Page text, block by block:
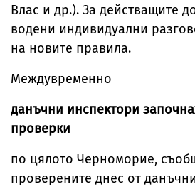
Влас и др.). За действащите
водени индивидуални
на новите правила.
Междувременно
данъчни инспектори
проверки
по цялото Черноморие,
проверените днес от